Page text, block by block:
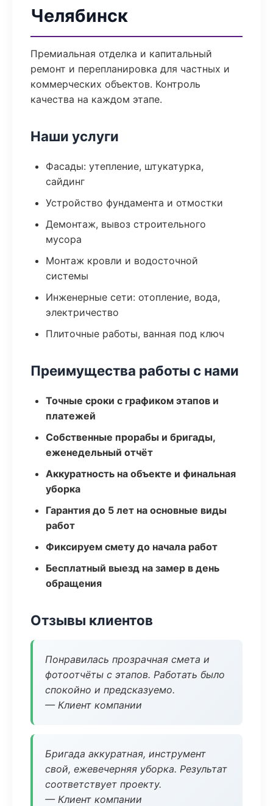
Челябинск
Премиальная отделка и капитальный
ремонт и перепланировка для частных и
коммерческих объектов. Контроль
качества на каждом этапе.
Наши услуги
Фасады: утепление, штукатурка,
сайдинг
Устройство фундамента и отмостки
Демонтаж, вывоз строительного
мусора
Монтаж кровли и водосточной
системы
Инженерные сети: отопление, вода,
электричество
Плиточные работы, ванная под ключ
Преимущества работы с нами
Точные сроки с графиком этапов и
платежей
Собственные прорабы и бригады,
еженедельный отчёт
Аккуратность на объекте и финальная
уборка
Гарантия до 5 лет на основные виды
работ
Фиксируем смету до начала работ
Бесплатный выезд на замер в день
обращения
Отзывы клиентов
Понравилась прозрачная смета и
фотоотчёты с этапов. Работать было
спокойно и предсказуемо.
— Клиент компании
Бригада аккуратная, инструмент
свой, ежевечерняя уборка. Результат
соответствует проекту.
— Клиент компании